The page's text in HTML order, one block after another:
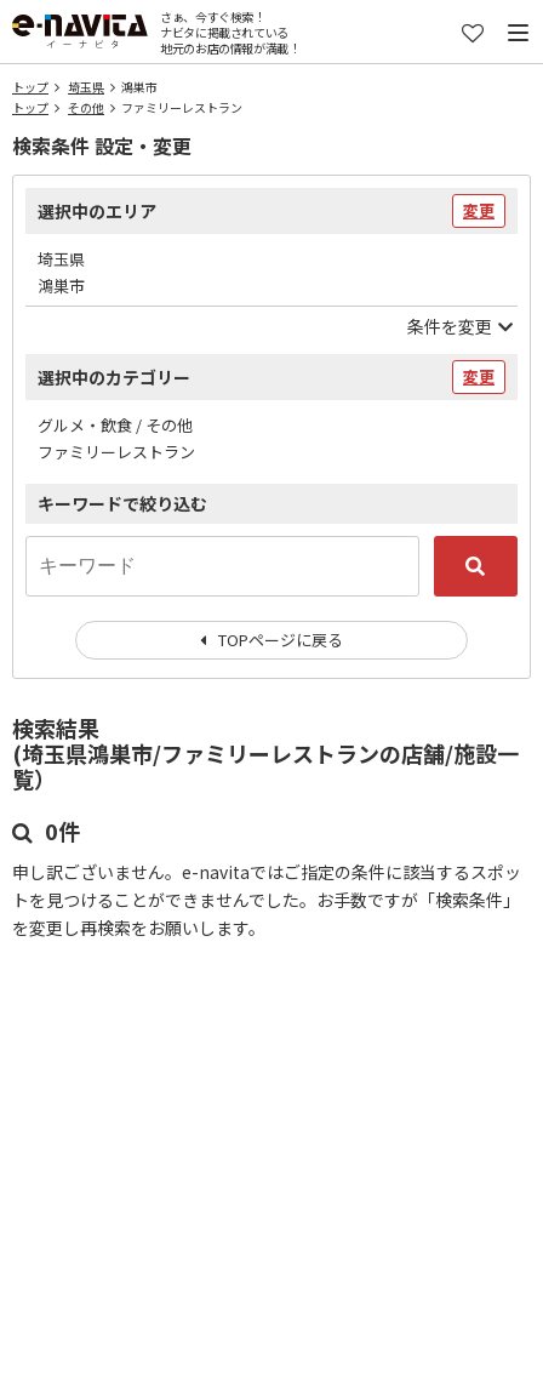
さぁ、今すぐ検索！
ナビタに掲載されている
地元のお店の情報が満載！
トップ 埼玉県
鴻巣市
トップ
その他 ファミリーレストラン
検索結果
(埼玉県鴻巣市/ファミリーレストランの店舗/施設一
覧）
0件
申し訳ございません。e-navitaではご指定の条件に該当するスポッ
トを見つけることができませんでした。お手数ですが「検索条件」
を変更し再検索をお願いします。
検索条件 設定・変更
選択中のエリア 変更
埼玉県
鴻巣市
条件を変更
選択中のカテゴリー 変更
グルメ・飲食 / その他
ファミリーレストラン
キーワードで絞り込む
TOPページに戻る